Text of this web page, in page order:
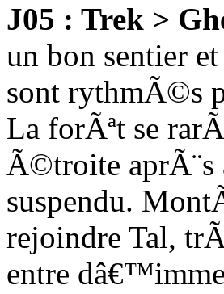
J05 : Trek >
un bon sentier
sont rythmÃ©s
La forÃªt se
Ã©troite
suspendu.
rejoindre Tal,
entre